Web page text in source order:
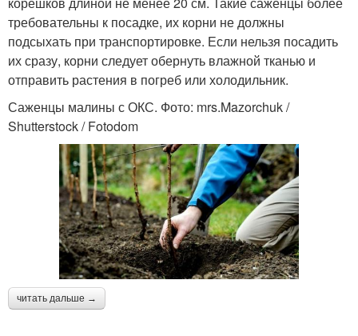
требовательны к посадке, их корни не должны
подсыхать при транспортировке. Если нельзя посадить
их сразу, корни следует обернуть влажной тканью и
отправить растения в погреб или холодильник.
Саженцы малины с ОКС. Фото: mrs.Mazorchuk /
Shutterstock / Fotodom
читать дальше →